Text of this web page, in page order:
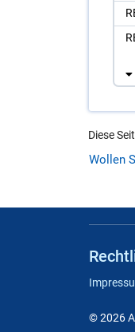
Diese
Wollen
© 2026